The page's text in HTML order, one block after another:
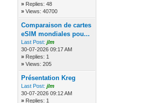
» Replies: 48
»Views: 40700
Comparaison de cartes
eSIM mondiales pou...
Last Post: jlm
30-07-2026 09:17 AM
» Replies: 1
»Views: 205
Présentation Kreg
Last Post: jlm
30-07-2026 09:12 AM
» Replies: 1